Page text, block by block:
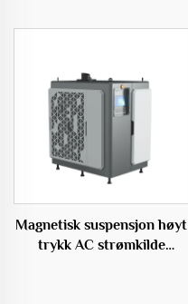
Magnetisk suspensjon høyt
trykk AC strømkilde